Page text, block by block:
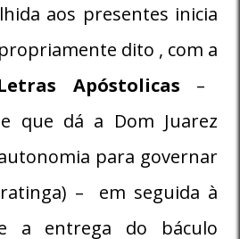
aos presentes inicia
dito , com a
Apóstolicas –
que dá a Dom Juarez
para governar
– em seguida à
a entrega do báculo